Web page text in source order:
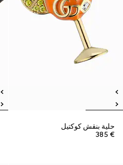
حلية بنقش كوكتيل
€ 385